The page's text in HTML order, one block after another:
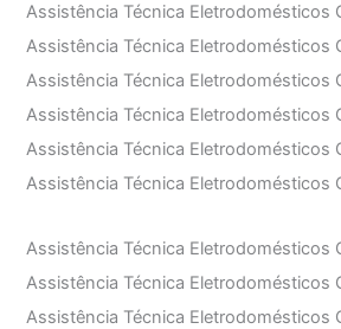
Assistência Técnica Eletrodomésticos
Assistência Técnica Eletrodomésticos
Assistência Técnica Eletrodomésticos
Assistência Técnica Eletrodomésticos
Assistência Técnica Eletrodomésticos
Assistência Técnica Eletrodomésticos
Assistência Técnica Eletrodomésticos
Assistência Técnica Eletrodomésticos
Assistência Técnica Eletrodomésticos